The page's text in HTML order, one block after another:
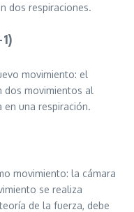
dos respiraciones.
movimiento: el
dos movimientos al
una respiración.
movimiento: la cámara
se realiza
de la fuerza, debe